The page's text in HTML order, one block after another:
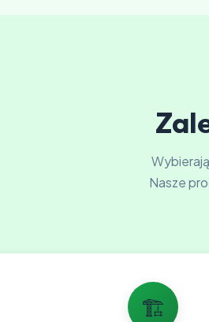
Nasze
🏗️